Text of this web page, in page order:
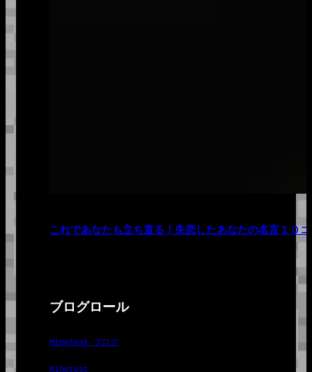
これであなたも立ち直る！失恋したあなたの名言１０コ
ブログロール
Minetest ブログ
Minetest